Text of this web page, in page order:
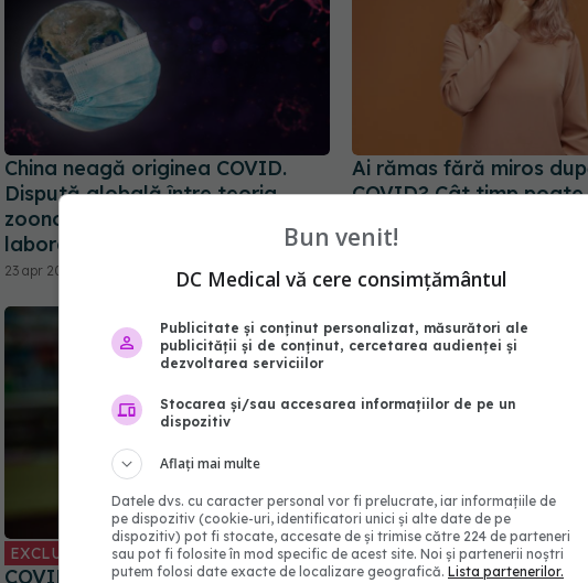
China neagă originea COVID.
Dispută globală între teoria
zoonotică și ipoteza scăpării din
laborator
23 apr 2025, 22:38
Ai rămas fără miros
COVID? Cât timp
25 sep 2025, 22:40
EXCLUSIV
Tratamentul oral anti-
COVID, ce trebuie să știi. Prof. dr.
De ce copiii care
sunt mai protejați de
Bun venit!
DC Medical vă cere consimțământul
Publicitate și conținut personalizat, măsurători ale
publicității și de conținut, cercetarea audienței și
dezvoltarea serviciilor
Stocarea și/sau accesarea informațiilor de pe un
dispozitiv
Aflați mai multe
Datele dvs. cu caracter personal vor fi prelucrate, iar informațiile de
pe dispozitiv (cookie-uri, identificatori unici și alte date de pe
dispozitiv) pot fi stocate, accesate de și trimise către 224 de parteneri
sau pot fi folosite în mod specific de acest site. Noi și partenerii noștri
putem folosi date exacte de localizare geografică. Lista partenerilor.